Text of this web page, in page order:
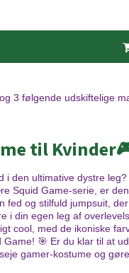
3 følgende udskiftelige
til
i den ultimative dystre
Squid Game-serie, er
fed og stilfuld jumpsuit,
i din egen leg af
cool, med de ikoniske
🎯 Er du klar til at
gamer-kostume og